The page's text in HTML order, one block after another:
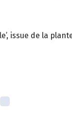
issue de la